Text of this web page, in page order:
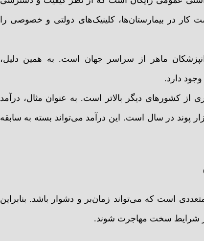
کار در بیمارستان‌ها، کلینیک‌های دولتی و خصوصی را
ماهر از سراسر جهان است. به همین دلیل،
دارد.
از کشورهای دیگر بالاتر است. به عنوان مثال، درآمد
یک دندانپزشک عمومی در انگلستان در حدود 70 هزار پوند در سال است. این درآمد می‌تواند بسته به سابقه
است که می‌تواند زمان‌بر و دشوار باشد. بنابراین
شرایط سخت مهاجرت شوند.